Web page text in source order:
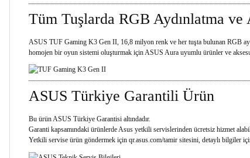
Tüm Tuşlarda RGB Aydınlatma
ASUS TUF Gaming K3 Gen II, 16,8 milyon renk ve her tuşta bulunan RGB
homojen bir oyun sistemi oluşturmak için ASUS Aura uyumlu ürünler ve
ASUS Türkiye Garantili Ürün
Bu ürün ASUS Türkiye Garantisi altındadır.
Garanti kapsamındaki ürünlerde Asus yetkili servislerinden ücretsiz hizmet
Yetkili servise ürün göndermek için qr.asus.com/tamir sitesini, detaylı bilgiler